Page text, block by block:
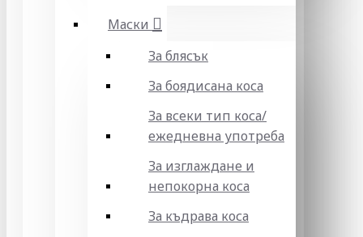
Маски
За блясък
За боядисана коса
За всеки тип коса/
ежедневна употреба
За изглаждане и
непокорна коса
За къдрава коса